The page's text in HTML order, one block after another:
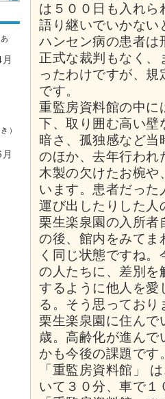
）
は５００日も入れら
語り継いでいかない
ハンセン病の患者は
正式な裁判もなく、
ったわけですが、
です。
重監房資料館の中に
下、取り囲む高い壁
暗さ、孤独感など
のほか、去年行われ
木製の欠けたお椀や
います。患者だった
運び出したりした人
栗生楽泉園の入所者
の後、館内をみてま
く同じ状態ですね
の人たちに、差別を
するように他人を愛
る。そう思ってお
栗生楽泉園に住んで
歳。高齢化が進ん
かも今後の課題です
「重監房資料館」
いて３０分、車で１